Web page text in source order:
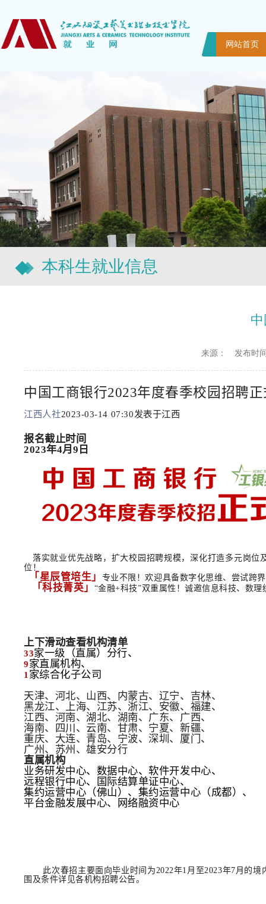
网站首页
本科生就业信息
来源： 发布时
中国工商银行2023年度春季校园招聘
江西人社2023-03-14 07:30发表于江西
报名截止时间
2023年4月9日
落实就业优先战略，扩大校园招聘规模，深化打造多元岗
位！
「星辰管培生」 专业不限！欢迎具备数字化思维、尝试跨
「科技菁英」 “金融+科技”双重属性！诚邀信息科技、数
上下滑动查看机构清单
33家一级（直属）分行、
9家直属机构、
1 家综合化子公司
天津、河北、山西、内蒙古、辽宁、吉林、
黑龙江、上海、江苏、浙江、安徽、福建、
江西、河南、湖北、湖南、广东、广西、
海南、四川、云南、甘肃、宁夏、新疆、
重庆、大连、青岛、宁波、深圳、厦门、
广州、苏州、雄安分行
直属机构
业务研发中心、数据中心、软件开发中心、
远程银行中心、国际结算单证中心、
集约运营中心（佛山）、集约运营中心（成都）、
平台金融发展中心、网络融资中心
此次春招主要面向毕业时间为2022年1月至2023年7月的境
围及条件详见各机构招聘公告。